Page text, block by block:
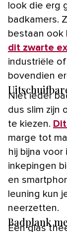
look die erg
badkamers.
bestaan ook
dit zwarte
industriële
bovendien
Niet ieder
dus slim zijn
te kiezen.
marge tot
hij bijna
inkepingen
en
leuning kun
neerzetten.
Badplank
Een glas